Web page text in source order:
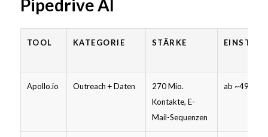
Pipedrive AI
TOOL KATEGORIE STÄRKE
Apollo.io Outreach + Daten
270 Mio.
Kontakte, E-
Mail-Sequenzen
ab ~49 $